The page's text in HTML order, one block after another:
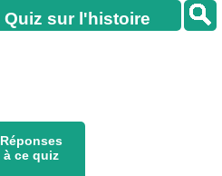
Quiz sur l'histoire
Réponses
à ce quiz